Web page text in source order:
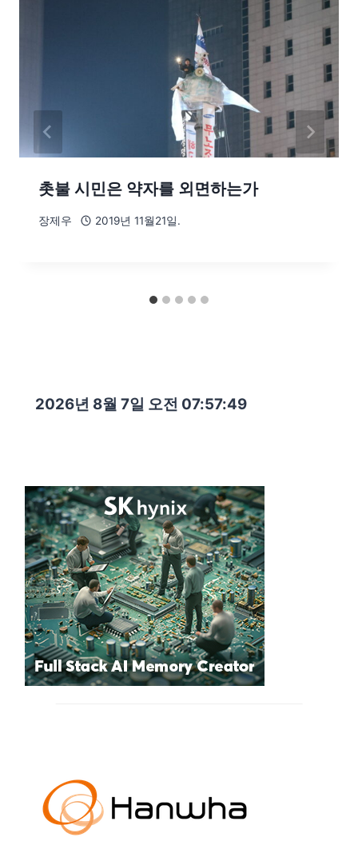
촛불 시민은 약자를 외면하는가
장제우 2019년 11월21일.
2026년 8월 7일 오전 07:57:50